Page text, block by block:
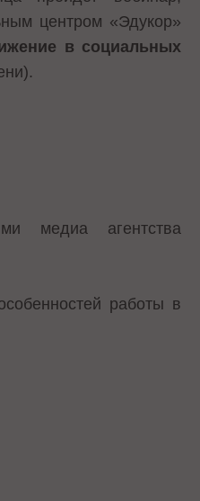
центром «Эдукор»
в социальных
медиа агентства
работы в